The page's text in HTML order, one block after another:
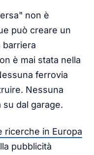
non è
può creare un
barriera
è mai stata nella
ferrovia
Nessuna
dal garage.
ricerche in Europa
pubblicità